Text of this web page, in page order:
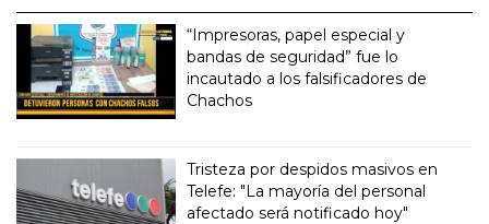
“Impresoras, papel especial y
bandas de seguridad” fue lo
incautado a los falsificadores de
Chachos
Tristeza por despidos masivos en
Telefe: "La mayoría del personal
afectado será notificado hoy"